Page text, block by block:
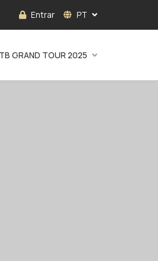
Entrar PT
GRAND TOUR 2025